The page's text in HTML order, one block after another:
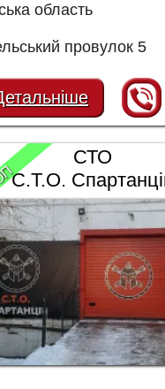
область
провулок 5
СТО
С.Т.О.